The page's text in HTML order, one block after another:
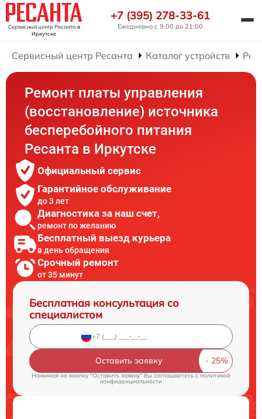
Сервисный центр Ресанта в
Иркутске
+7 (395) 278-33-61
Ежедневно с 9:00 до 21:00
Сервисный центр Ресанта Каталог устройств
Ремонт платы управления
(восстановление) источника
бесперебойного питания
Ресанта в Иркутске
Официальный сервис
Гарантийное обслуживание
до 3 лет
Диагностика за наш счет,
ремонт по желанию
Бесплатный выезд курьера
в день обращения
Срочный ремонт
от 35 минут
Бесплатная консультация со
специалистом
Оставить заявку
Нажимая на кнопку "Оставить заявку" Вы соглашаетесь cполитикой
конфиденциальности